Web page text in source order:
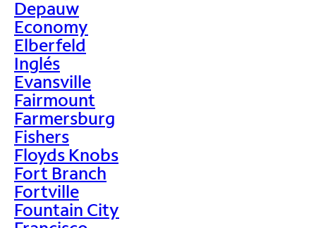
Depauw
Economy
Elberfeld
Inglés
Evansville
Fairmount
Farmersburg
Fishers
Floyds Knobs
Fort Branch
Fortville
Fountain City